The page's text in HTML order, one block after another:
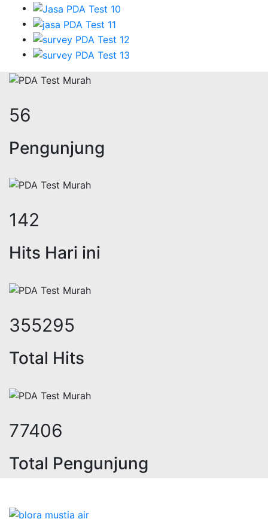
69
Pengunjung
174
Hits Hari ini
436302
Total Hits
95055
Total Pengunjung